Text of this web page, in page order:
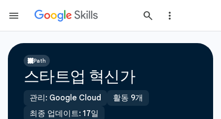
Path
스타트업 혁신가
관리: Google Cloud
활동 9개
최종 업데이트: 17일